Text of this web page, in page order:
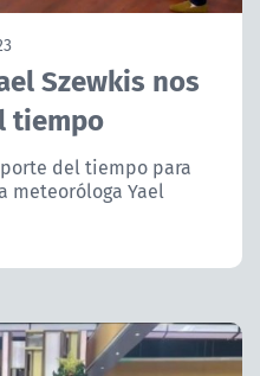
Szewkis nos
tiempo
del tiempo para
meteoróloga Yael